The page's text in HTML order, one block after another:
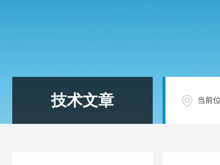
技术文章 当前